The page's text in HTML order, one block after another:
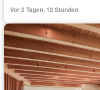
Vor 2 Tagen, 12 Stunden